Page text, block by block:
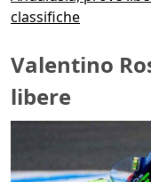
classifiche
Valentino
libere